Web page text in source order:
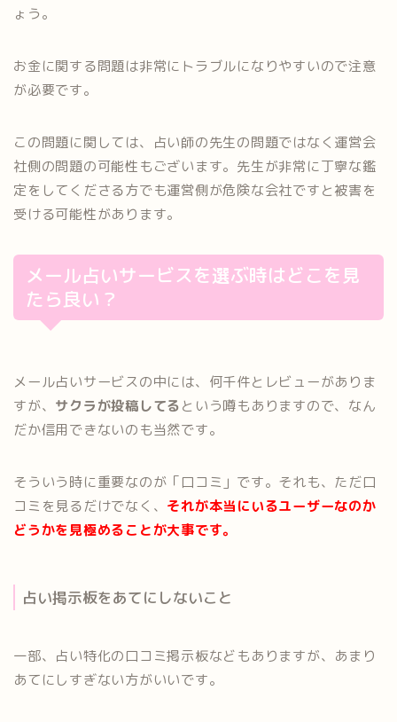
ょう。
お金に関する問題は非常にトラブルになりやすいので注意
が必要です。
この問題に関しては、占い師の先生の問題ではなく運営会
社側の問題の可能性もございます。先生が非常に丁寧な鑑
定をしてくださる方でも運営側が危険な会社ですと被害を
受ける可能性があります。
メール占いサービスを選ぶ時はどこを見
たら良い？
メール占いサービスの中には、何千件とレビューがありま
すが、 サクラが投稿してるという噂もありますので、なん
だか信用できないのも当然です。
そういう時に重要なのが「口コミ」です。それも、ただ口
コミを見るだけでなく、 それが本当にいるユーザーなのか
どうかを見極めることが大事です。
占い掲示板をあてにしないこと
一部、占い特化の口コミ掲示板などもありますが、あまり
あてにしすぎない方がいいです。